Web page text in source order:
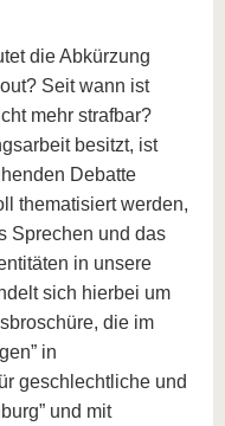
die Abkürzung
Seit wann ist
mehr strafbar?
besitzt, ist
Debatte
thematisiert werden,
Sprechen und das
in unsere
sich hierbei um
die im
in
geschlechtliche und
und mit